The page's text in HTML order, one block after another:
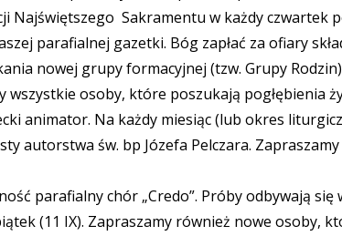
Najświętszego Sakramentu w każdy czwartek
parafialnej gazetki. Bóg zapłać za ofiary
nowej grupy formacyjnej (tzw. Grupy
wszystkie osoby, które poszukają pogłębienia
animator. Na każdy miesiąc (lub okres
autorstwa św. bp Józefa Pelczara.
parafialny chór „Credo”. Próby odbywają
(11 IX). Zapraszamy również nowe osoby,